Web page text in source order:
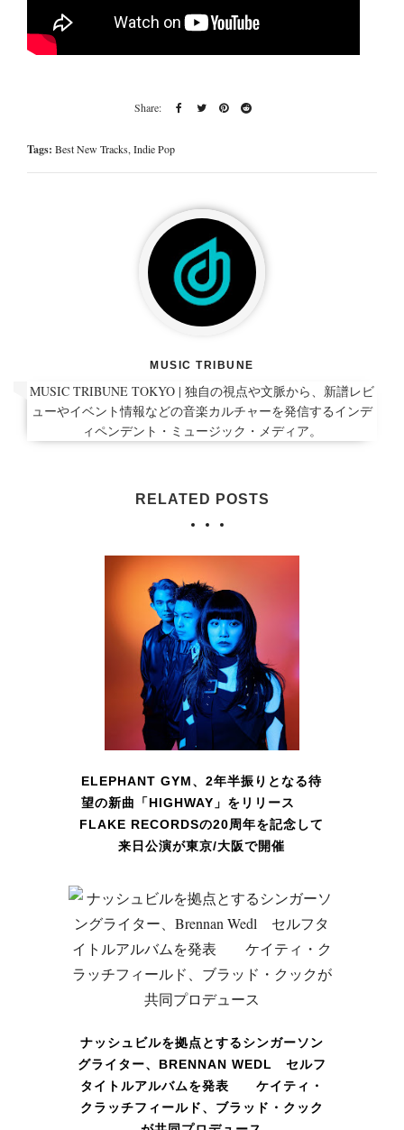
Tags: Best New Tracks,Indie Pop
MUSIC TRIBUNE
MUSIC TRIBUNE TOKYO | 独自の視点や文脈から、新譜レビ
ューやイベント情報などの音楽カルチャーを発信するインデ
ィペンデント・ミュージック・メディア。
RELATED POSTS
ELEPHANT GYM、2年半振りとなる待
望の新曲「HIGHWAY」をリリース
FLAKE RECORDSの20周年を記念して
来日公演が東京/大阪で開催
ナッシュビルを拠点とするシンガーソン
グライター、BRENNAN WEDL セルフ
タイトルアルバムを発表 ケイティ・
クラッチフィールド、ブラッド・クック